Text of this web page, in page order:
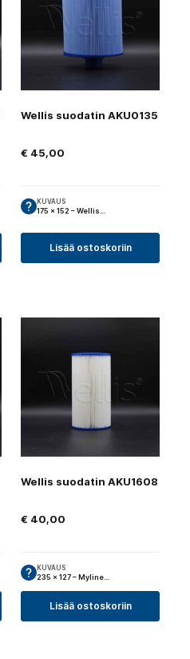
Wellis suodatin AKU0135
€ 45,00
KUVAUS
175 × 152 – Wellis…
Lisää ostoskoriin
Wellis suodatin AKU1608
€ 40,00
KUVAUS
235 × 127 – Myline…
Lisää ostoskoriin